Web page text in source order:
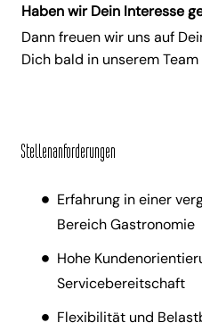
Haben wir Dein Interesse
Dann freuen wir uns auf
Dich bald in unserem
Stellenanforderungen
Erfahrung in einer
Bereich Gastronomie
Hohe
Servicebereitschaft
Flexibilität und